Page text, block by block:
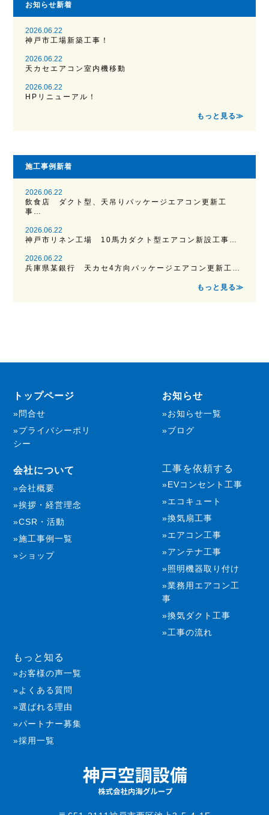
お知らせ新着
2026.06.22
神戸市工場新築工事！
2026.06.22
天カセエアコン室内機移動
2026.06.22
HPリニューアル！
もっと見る≫
施工事例新着
2026.06.22
飲食店 ダクト型、天吊りパッケージエアコン更新工
事…
2026.06.22
神戸市リネン工場 10馬力ダクト型エアコン新設工事…
2026.06.22
兵庫県某銀行 天カセ4方向パッケージエアコン更新工…
もっと見る≫
トップページ
問合せ
プライバシーポリ
シー
お知らせ
お知らせ一覧
ブログ
会社について
会社概要
挨拶・経営理念
CSR・活動
施工事例一覧
ショップ
工事を依頼する
EVコンセント工事
エコキュート
換気扇工事
エアコン工事
アンテナ工事
照明機器取り付け
業務用エアコン工
事
換気ダクト工事
工事の流れ
もっと知る
お客様の声一覧
よくある質問
選ばれる理由
パートナー募集
採用一覧